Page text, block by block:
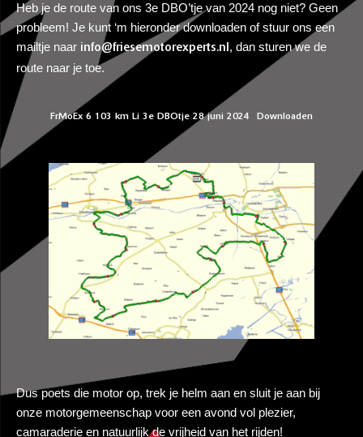
Heb je de route van ons 3e DBO’tje van 2024 nog niet? Geen
probleem! Je kunt ‘m hieronder downloaden of stuur ons een
mailtje naar info@friesemotorexperts.nl, dan sturen we de
route naar je toe.
FrMoEx 6 103 km Li 3e DBOtje 28 juni 2024 Downloaden
Dus poets die motor op, trek je helm aan en sluit je aan bij
onze motorgemeenschap voor een avond vol plezier,
camaraderie en natuurlijk de vrijheid van het rijden!